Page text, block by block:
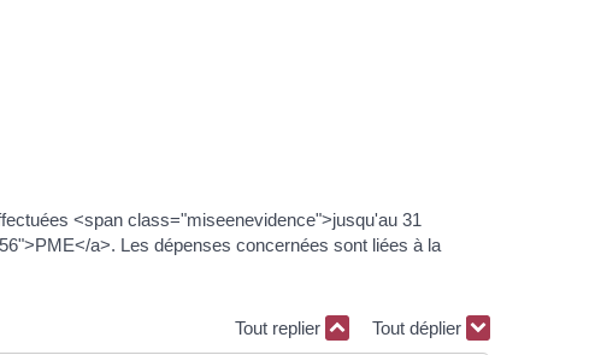
<span class="miseenevidence">jusqu'au 31
a>. Les dépenses concernées sont liées à la
Tout replier Tout déplier